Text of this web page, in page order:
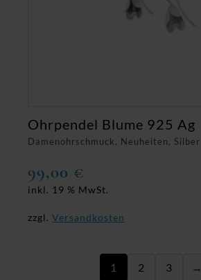
Damenohrschmuck, Neuheiten, Silber
Ohrpendel Blume 925 Ag
99,00 €
inkl. 19 % MwSt.
zzgl. Versandkosten
1 2 3 →